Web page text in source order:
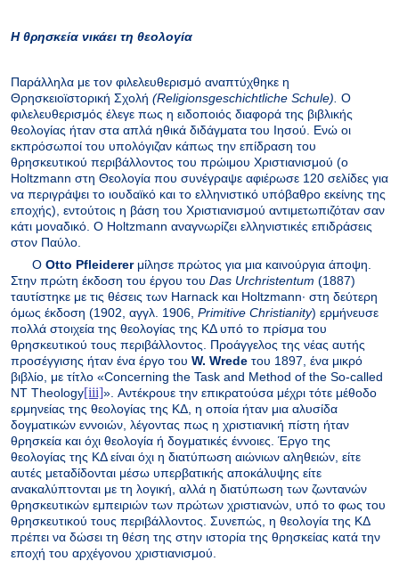
Η θρησκεία νικάει τη θεολογία
Παράλληλα με τον φιλελευθερισμό αναπτύχθηκε η
Θρησκειοϊστορική Σχολή (Religionsgeschichtliche Schule). Ο
φιλελευθερισμός έλεγε πως η ειδοποιός διαφορά της βιβλικής
θεολογίας ήταν στα απλά ηθικά διδάγματα του Ιησού. Ενώ οι
εκπρόσωποί του υπολόγιζαν κάπως την επίδραση του
θρησκευτικού περιβάλλοντος του πρώιμου Χριστιανισμού (ο
Holtzmann στη Θεολογία που συνέγραψε αφιέρωσε 120 σελίδες για
να περιγράψει το ιουδαϊκό και το ελληνιστικό υπόβαθρο εκείνης της
εποχής), εντούτοις η βάση του Χριστιανισμού αντιμετωπιζόταν σαν
κάτι μοναδικό. Ο Holtzmann αναγνωρίζει ελληνιστικές επιδράσεις
στον Παύλο.
Ο Otto Pfleidererμίλησε πρώτος για μια καινούργια άποψη.
Στην πρώτη έκδοση του έργου του Das Urchristentum (1887)
ταυτίστηκε με τις θέσεις των Harnack και Holtzmann· στη δεύτερη
όμως έκδοση (1902, αγγλ. 1906, Primitive Christianity) ερμήνευσε
πολλά στοιχεία της θεολογίας της ΚΔ υπό το πρίσμα του
θρησκευτικού τους περιβάλλοντος. Προάγγελος της νέας αυτής
προσέγγισης ήταν ένα έργο του W. Wrede του 1897, ένα μικρό
βιβλίο, με τίτλο «Concerning the Task and Method of the So-called
NT Theology[iii]». Αντέκρουε την επικρατούσα μέχρι τότε μέθοδο
ερμηνείας της θεολογίας της ΚΔ, η οποία ήταν μια αλυσίδα
δογματικών εννοιών, λέγοντας πως η χριστιανική πίστη ήταν
θρησκεία και όχι θεολογία ή δογματικές έννοιες. Έργο της
θεολογίας της ΚΔ είναι όχι η διατύπωση αιώνιων αληθειών, είτε
αυτές μεταδίδονται μέσω υπερβατικής αποκάλυψης είτε
ανακαλύπτονται με τη λογική, αλλά η διατύπωση των ζωντανών
θρησκευτικών εμπειριών των πρώτων χριστιανών, υπό το φως του
θρησκευτικού τους περιβάλλοντος. Συνεπώς, η θεολογία της ΚΔ
πρέπει να δώσει τη θέση της στην ιστορία της θρησκείας κατά την
εποχή του αρχέγονου χριστιανισμού.